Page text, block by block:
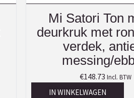
Mi Satori Ton
deurkruk met
verdek,
messing/
€148.73 Incl. BTW
IN WINKELWAGEN